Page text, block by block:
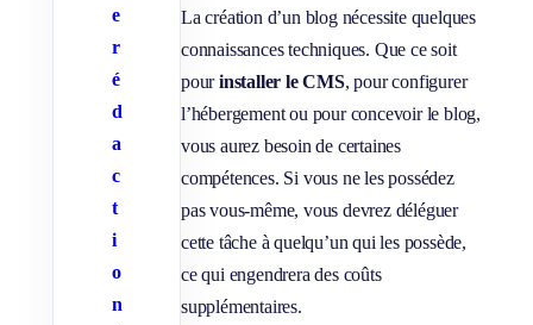
e
r
é
d
a
c
t
i
o
n
La création d’un blog nécessite quelques
connaissances techniques. Que ce soit
pourinstaller le CMS, pour configurer
l’hébergement ou pour concevoir le blog,
vous aurez besoin de certaines
compétences. Si vous ne les possédez
pas vous-même, vous devrez déléguer
cette tâche à quelqu’un qui les possède,
ce qui engendrera des coûts
supplémentaires.